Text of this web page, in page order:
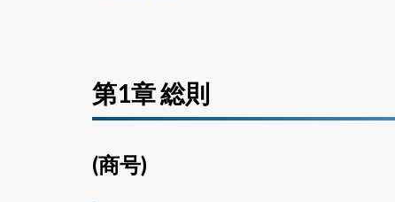
第1章 総則
(商号)